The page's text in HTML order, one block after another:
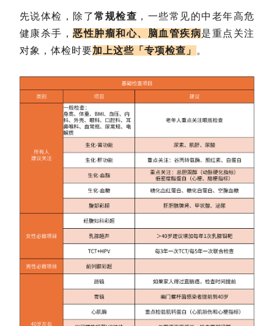
先说体检，除了常规检查 ，一些常见的中老年高危
健康杀手，恶性肿瘤和心、脑血管疾病是重点关注
对象，体检时要加上这些「专项检查」 。